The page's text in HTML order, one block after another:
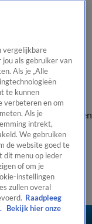
gezichten
In de
Kijkersvraag insturen
ShopUitzending
vergelijkbare
als gebruiker van
Als je „Alle
te kunnen
verbeteren en om
Als je
intrekt,
We gebruiken
de website goed te
dit menu op ieder
of om je
instellingen
zullen overal
Raadpleeg
Bekijk hier onze